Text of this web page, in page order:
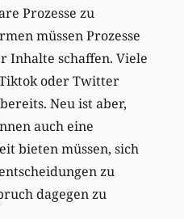
Prozesse zu
müssen Prozesse
Inhalte schaffen. Viele
oder Twitter
Neu ist aber,
auch eine
bieten müssen, sich
zu
dagegen zu